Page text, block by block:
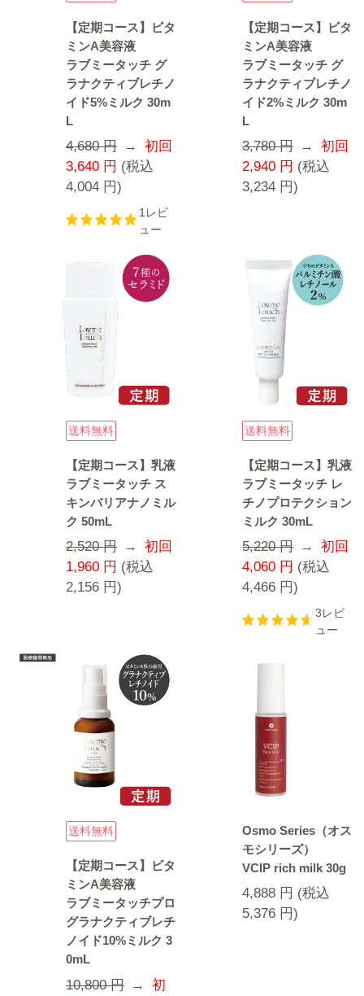
【定期コース】ビタ
ミンA美容液
ラブミータッチ グ
ラナクティブレチノ
イド5%ミルク 30m
L
4,680 円 →
初回
3,640 円 (税込
4,004 円)
1レビ
ュー
【定期コース】ビタ
ミンA美容液
ラブミータッチ グ
ラナクティブレチノ
イド2%ミルク 30m
L
3,780 円 →
初回
2,940 円 (税込
3,234 円)
送料無料
【定期コース】乳液
ラブミータッチ ス
キンバリアナノミル
ク 50mL
2,520 円 →
初回
1,960 円 (税込
2,156 円)
送料無料
【定期コース】乳液
ラブミータッチ レ
チノプロテクション
ミルク 30mL
5,220 円 →
初回
4,060 円 (税込
4,466 円)
3レビ
ュー
送料無料
【定期コース】ビタ
ミンA美容液
ラブミータッチプロ
グラナクティブレチ
ノイド10%ミルク 3
0mL
10,800 円 →
初
Osmo Series（オス
モシリーズ）
VCIP rich milk 30g
4,888 円 (税込
5,376 円)